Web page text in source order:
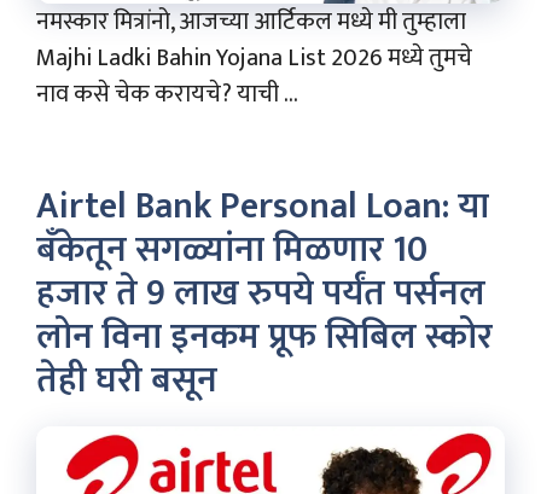
नमस्कार मित्रांनो, आजच्या आर्टिकल मध्ये मी तुम्हाला
Majhi Ladki Bahin Yojana List 2026 मध्ये तुमचे
नाव कसे चेक करायचे? याची ...
Airtel Bank Personal Loan: या
बँकेतून सगळ्यांना मिळणार 10
हजार ते 9 लाख रुपये पर्यंत पर्सनल
लोन विना इनकम प्रूफ सिबिल स्कोर
तेही घरी बसून